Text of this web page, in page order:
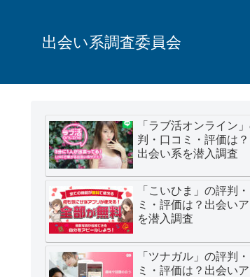
出会い系調査委員会
「ラブ活オンライン
判・口コミ・評価は
出会い系を潜入調査
「こいひま」の評判
ミ・評価は？出会いア
を潜入調査
「ツナガル」の評判
ミ・評価は？出会いア